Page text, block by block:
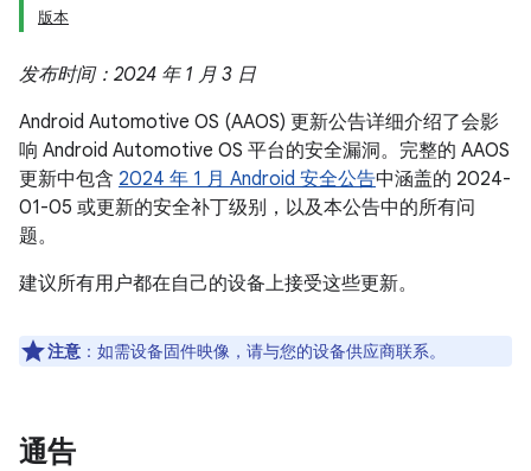
版本
发布时间：2024 年 1 月 3 日
Android Automotive OS (AAOS) 更新公告详细介绍了会影
响 Android Automotive OS 平台的安全漏洞。完整的 AAOS
更新中包含 2024 年 1 月 Android 安全公告中涵盖的 2024-
01-05 或更新的安全补丁级别，以及本公告中的所有问
题。
建议所有用户都在自己的设备上接受这些更新。
注意 ：如需设备固件映像，请与您的设备供应商联系。
通告